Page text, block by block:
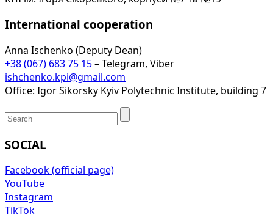
International cooperation
Anna Ischenko (Deputy Dean)
+38 (067) 683 75 15– Telegram, Viber
ishchenko.kpi@gmail.com
Office: Igor Sikorsky Kyiv Polytechnic Institute, building 7
SOCIAL
Facebook (official page)
YouTube
Instagram
TikTok